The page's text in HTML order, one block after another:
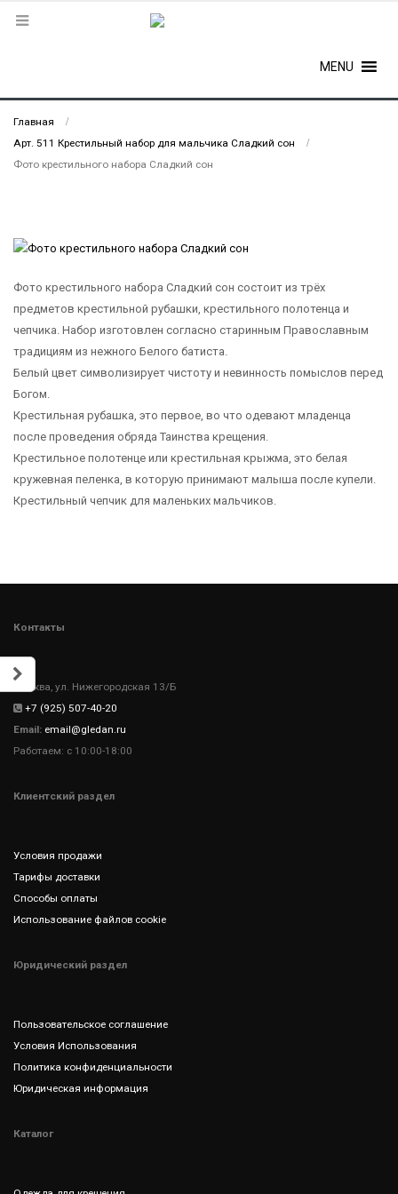
MENU
Главная
Арт. 511 Крестильный набор для мальчика Сладкий сон
Фото крестильного набора Сладкий сон
Фото крестильного набора Сладкий сон состоит из трёх
предметов крестильной рубашки, крестильного полотенца и
чепчика. Набор изготовлен согласно старинным Православным
традициям из нежного Белого батиста.
Белый цвет символизирует чистоту и невинность помыслов перед
Богом.
Крестильная рубашка, это первое, во что одевают младенца
после проведения обряда Таинства крещения.
Крестильное полотенце или крестильная крыжма, это белая
кружевная пеленка, в которую принимают малыша после купели.
Крестильный чепчик для маленьких мальчиков.
Контакты
Москва, ул. Нижегородская 13/Б
+7 (925) 507-40-20
Email: email@gledan.ru
Работаем: с 10:00-18:00
Клиентский раздел
Условия продажи
Тарифы доставки
Способы оплаты
Использование файлов cookie
Юридический раздел
Пользовательское соглашение
Условия Использования
Политика конфиденциальности
Юридическая информация
Каталог